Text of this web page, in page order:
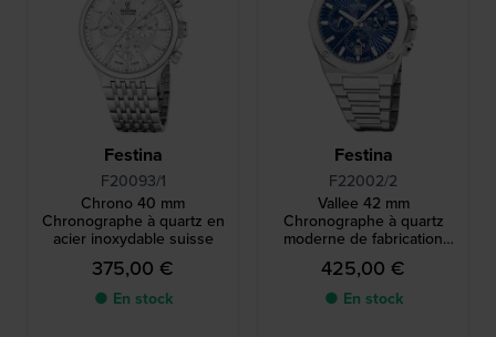
Festina
F20093/1
Chrono 40 mm
Chronographe à quartz en
acier inoxydable suisse
375,00 €
● En stock
Festina
F22002/2
Vallee 42 mm
Chronographe à quartz
moderne de fabrication
suisse avec date
425,00 €
● En stock